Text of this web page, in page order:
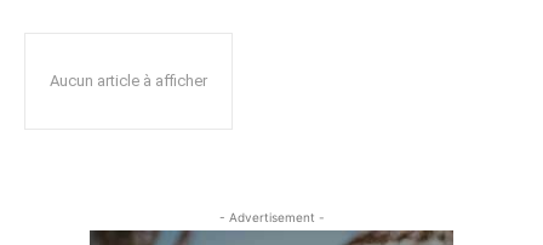
Aucun article à afficher
- Advertisement -